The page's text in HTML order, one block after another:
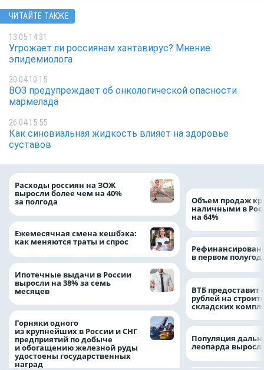
ЧИТАЙТЕ ТАКЖЕ
13.05 14:31
Угрожает ли россиянам хантавирус? Мнение
эпидемиолога
30.04 10:15
ВОЗ предупреждает об онкологической опасности
мармелада
26.04 15:55
Как синовиальная жидкость влияет на здоровье
суставов
Расходы россиян на ЗОЖ
выросли более чем на 40%
за полгода
Ежемесячная смена кешбэка:
как меняются траты и спрос
Ипотечные выдачи в России
выросли на 38% за семь
месяцев
Горняки одного
из крупнейших в России и СНГ
предприятий по добыче
и обогащению железной руды
удостоены государственных
наград
Объем продаж
наличными в
на 64%
в первом
ВТБ предоставит
рублей на
складских
Популяция
леопарда